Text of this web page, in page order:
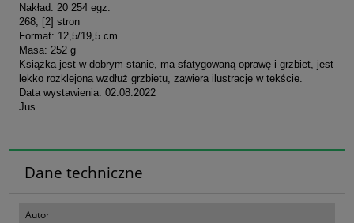
Nakład: 20 254 egz.
268, [2] stron
Format: 12,5/19,5 cm
Masa: 252 g
Książka jest w dobrym stanie, ma sfatygowaną oprawę i grzbiet, jest
lekko rozklejona wzdłuż grzbietu, zawiera ilustracje w tekście.
Data wystawienia: 02.08.2022
Jus.
Dane techniczne
Autor